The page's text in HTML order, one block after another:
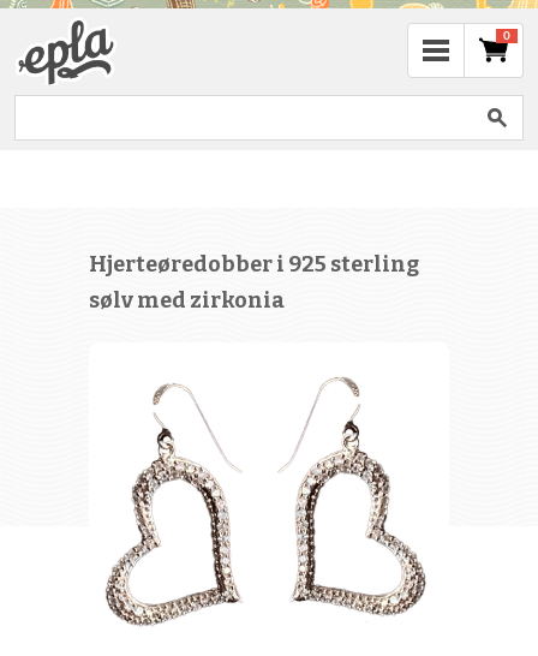
0
Hjerteøredobber i 925 sterling
sølv med zirkonia